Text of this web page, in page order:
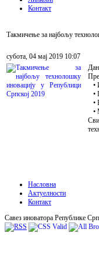
Контакт
Такмичењe за најбољу
субота, 04 мај 2019 10:07
•
•
•
•
Насловна
Актуелности
Контакт
Савез иноватора Републике